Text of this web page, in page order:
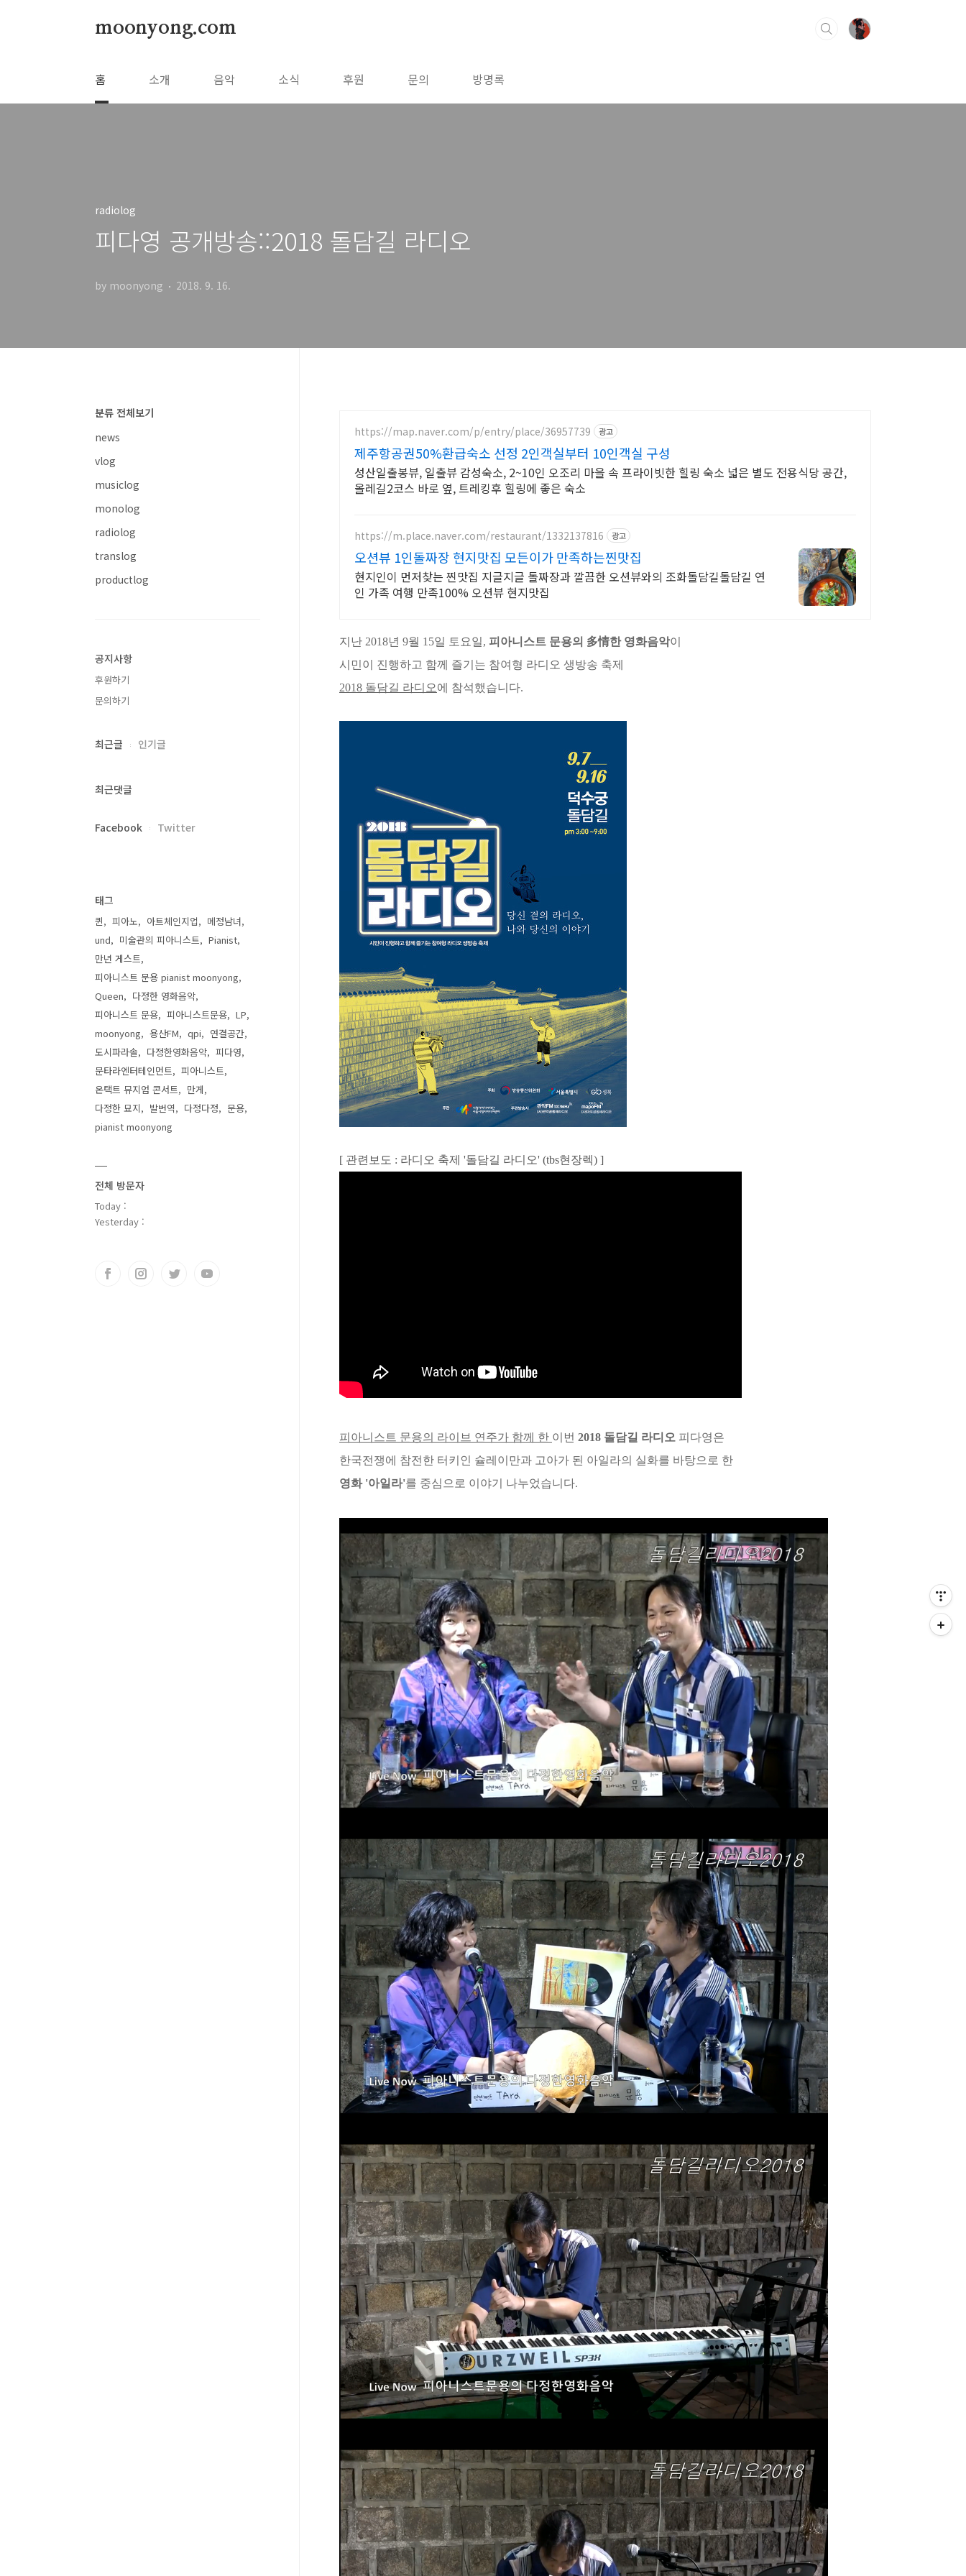
moonyong.com
홈 소개 음악 소식 후원 문의 방명록
radiolog
피다영 공개방송::2018 돌담길 라디오
by moonyong 2018. 9. 16.
https://map.naver.com/p/entry/place/36957739 광고
제주항공권50%환급숙소 선정 2인객실부터 10인객실 구성
성산일출봉뷰, 일출뷰 감성숙소, 2~10인 오조리 마을 속 프라이빗한 힐링 숙소 넓은 별도 전용식당 공간,
올레길2코스 바로 옆, 트레킹후 힐링에 좋은 숙소
https://m.place.naver.com/restaurant/1332137816 광고
오션뷰 1인돌짜장 현지맛집 모든이가 만족하는찐맛집
현지인이 먼저찾는 찐맛집 지글지글 돌짜장과 깔끔한 오션뷰와의 조화돌담길돌담길 연
인 가족 여행 만족100% 오션뷰 현지맛집
지난 2018년 9월 15일 토요일, 피아니스트 문용의 多情한 영화음악이
시민이 진행하고 함께 즐기는 참여형 라디오 생방송 축제
2018 돌담길 라디오에 참석했습니다.
[ 관련보도 : 라디오 축제 '돌담길 라디오' (tbs현장렉) ]
피아니스트 문용의 라이브 연주가 함께 한 이번 2018 돌담길 라디오 피다영은
한국전쟁에 참전한 터키인 슐레이만과 고아가 된 아일라의 실화를 바탕으로 한
영화 '아일라'를 중심으로 이야기 나누었습니다.
분류 전체보기
news
vlog
musiclog
monolog
radiolog
translog
productlog
공지사항
후원하기
문의하기
최근글 인기글
최근댓글
Facebook Twitter
태그
퀸 피아노 아트체인지업
메정남녀
und
미술관의 피아니스트
Pianist
만년 게스트
피아니스트 문용 pianist moonyong
Queen
다정한 영화음악
피아니스트 문용
피아니스트문용
LP
moonyong
용산FM qpi
연결공간
도시파라솔
다정한영화음악
피다영
문타라엔터테인먼트
피아니스트
온택트 뮤지엄 콘서트
만게
다정한 묘지
발번역 다정다정
문용
pianist moonyong
전체 방문자
Today :
Yesterday :